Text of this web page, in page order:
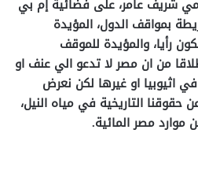
شريف عامر، على فضائية إم بي
بمواقف الدول، المؤيدة
رأيا، والمؤيدة للموقف
من ان مصر لا تدعو الي عنف او
اثيوبيا او غيرها لكن نعرض
حقوقنا التاريخية في مياه النيل،